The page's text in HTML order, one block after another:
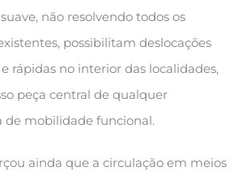
não resolvendo todos os
possibilitam deslocações
rápidas no interior das localidades,
peça central de qualquer
de mobilidade funcional.
ainda que a circulação em meios